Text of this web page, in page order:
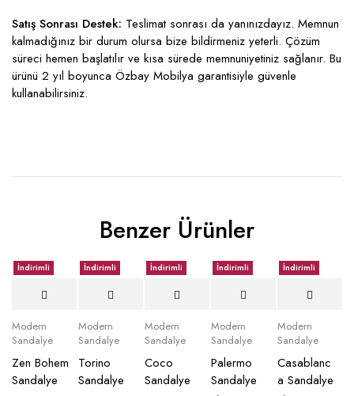
Satış Sonrası Destek: Teslimat sonrası da yanınızdayız. Memnun
kalmadığınız bir durum olursa bize bildirmeniz yeterli. Çözüm
süreci hemen başlatılır ve kısa sürede memnuniyetiniz sağlanır. Bu
ürünü 2 yıl boyunca Özbay Mobilya garantisiyle güvenle
kullanabilirsiniz.
Benzer Ürünler
İndirimli
Modern
Sandalye
Zen Bohem
Sandalye
İndirimli
Modern
Sandalye
Torino
Sandalye
İndirimli
Modern
Sandalye
Coco
Sandalye
İndirimli
Modern
Sandalye
Palermo
Sandalye
İndirimli
Modern
Sandalye
Casablanc
a Sandalye